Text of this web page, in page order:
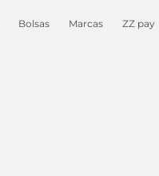
Bolsas Marcas ZZ pay